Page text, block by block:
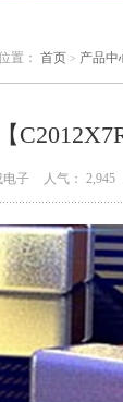
置： 首页 > 产品中
电子 人气： 2,945